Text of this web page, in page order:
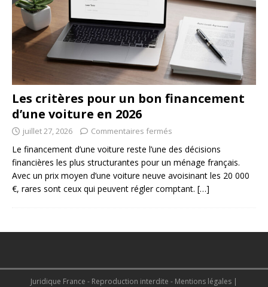
Les critères pour un bon financement
d’une voiture en 2026
juillet 27, 2026 Commentaires fermés
Le financement d’une voiture reste l’une des décisions
financières les plus structurantes pour un ménage français.
Avec un prix moyen d’une voiture neuve avoisinant les 20 000
€, rares sont ceux qui peuvent régler comptant. […]
Juridique France - Reproduction interdite - Mentions légales |